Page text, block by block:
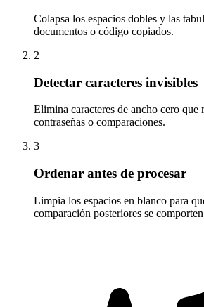
Colapsa los espacios dobles y las
documentos o código copiados.
2
Detectar caracteres invisibles
Elimina caracteres de ancho cero que
contraseñas o comparaciones.
3
Ordenar antes de procesar
Limpia los espacios en blanco para
comparación posteriores se